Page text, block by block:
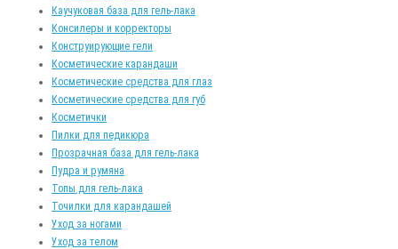
Каучуковая база для гель-лака
Консилеры и корректоры
Конструирующие гели
Косметические карандаши
Косметические средства для глаз
Косметические средства для губ
Косметички
Пилки для педикюра
Прозрачная база для гель-лака
Пудра и румяна
Топы для гель-лака
Точилки для карандашей
Уход за ногами
Уход за телом